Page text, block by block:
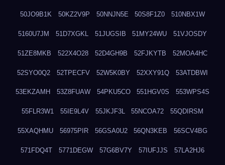
50JO9B1K 50KZ2V9P 50NNJN5E 50S8F1Z0 510NBX1W
5160U7JM 51D7XGKL 51JUGSIB 51MY24WU 51VJOSDY
51ZE8MKB 522X4O28 52D4GH9B 52FJKYTB 52MOA4HC
52SYO0Q2 52TPECFV 52W5K0BY 52XXY91Q 53ATDBWI
53EKZAMH 53Z8FUAW 54PKU5CO 551HGV0S 553WPS4S
55FLR3W1 55IE9L4V 55JKJF3L 55NCOA72 55QDIRSM
55XAQHMU 56975PIR 56GSA0U2 56QN3KEB 56SCV4BG
571FDQ4T 5771DEGW 57G6BV7Y 57IUFJJS 57LA2HJ6